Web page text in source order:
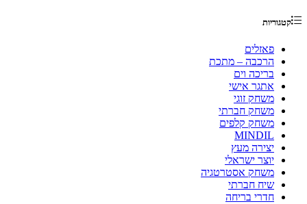
קטגוריות
פאזלים
הרכבה – מתכת
בריכה וים
אתגר אישי
משחק זוגי
משחק חברתי
משחק קלפים
MINDIL
יצירה מעץ
יוצר ישראלי
משחק אסטרטגיה
שיח חברתי
חדרי בריחה